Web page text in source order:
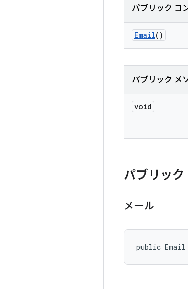
パブリック コ
Email()
パブリック メ
void
パブリッ
メール
public